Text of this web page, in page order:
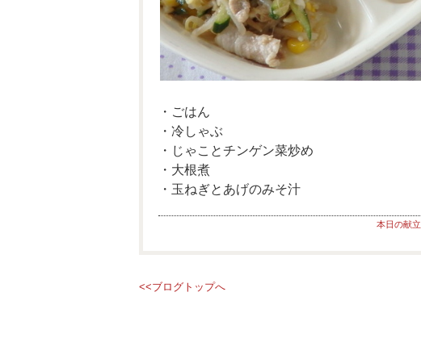
・ごはん
・冷しゃぶ
・じゃことチンゲン菜炒め
・大根煮
・玉ねぎとあげのみそ汁
本日の献立
<<ブログトップへ